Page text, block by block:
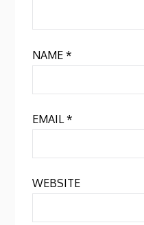
NAME*
EMAIL*
WEBSITE